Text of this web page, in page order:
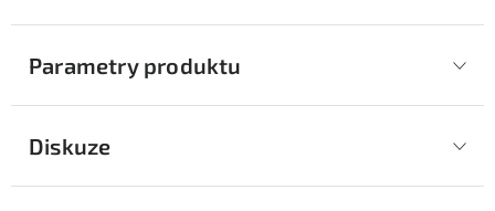
Parametry produktu
Diskuze